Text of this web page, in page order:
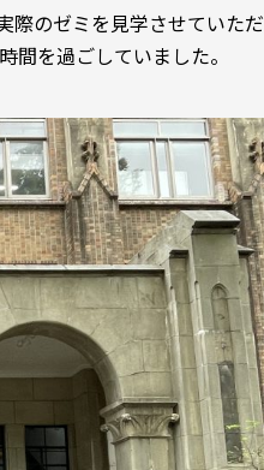
際のゼミを見学させていただ
を過ごしていました。